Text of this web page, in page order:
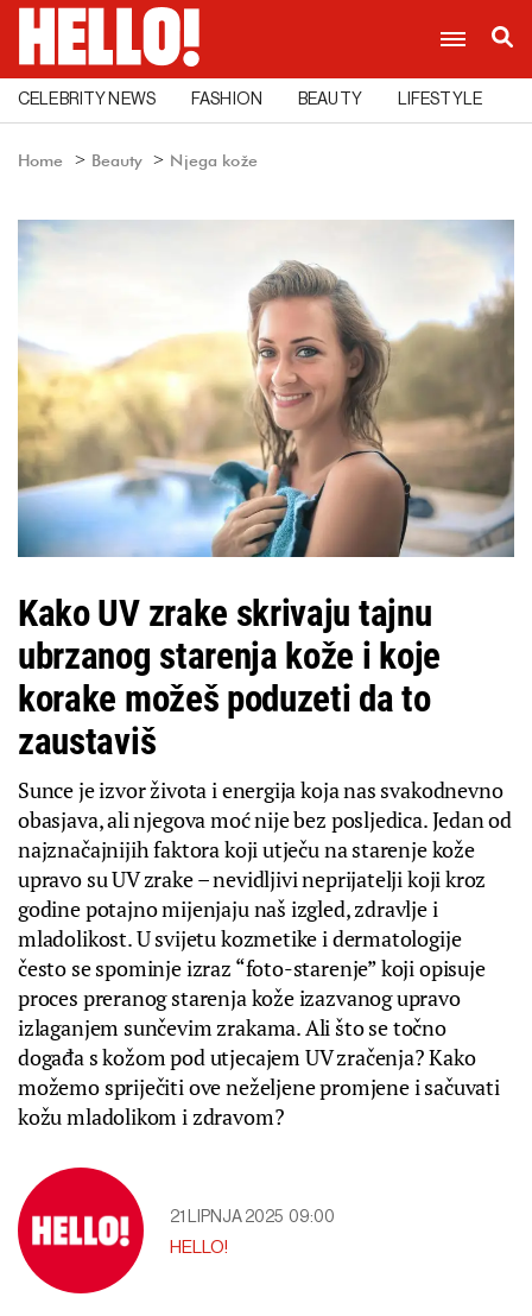
CELEBRITY NEWS FASHION BEAUTY LIFESTYLE
Home Beauty Njega kože
Kako UV zrake skrivaju tajnu
ubrzanog starenja kože i koje
korake možeš poduzeti da to
zaustaviš
Sunce je izvor života i energija koja nas svakodnevno
obasjava, ali njegova moć nije bez posljedica. Jedan od
najznačajnijih faktora koji utječu na starenje kože
upravo su UV zrake – nevidljivi neprijatelji koji kroz
godine potajno mijenjaju naš izgled, zdravlje i
mladolikost. U svijetu kozmetike i dermatologije
često se spominje izraz “foto-starenje” koji opisuje
proces preranog starenja kože izazvanog upravo
izlaganjem sunčevim zrakama. Ali što se točno
događa s kožom pod utjecajem UV zračenja? Kako
možemo spriječiti ove neželjene promjene i sačuvati
kožu mladolikom i zdravom?
21 LIPNJA 2025 09:00
HELLO!